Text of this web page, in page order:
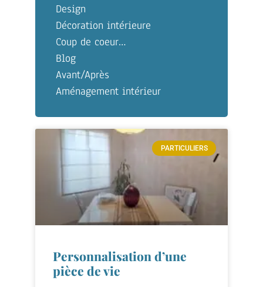
Design
Décoration intérieure
Coup de coeur…
Blog
Avant/Après
Aménagement intérieur
PARTICULIERS
Personnalisation d’une
pièce de vie